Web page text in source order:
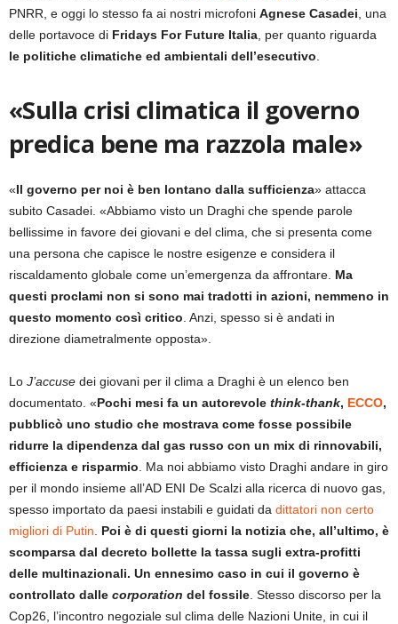
PNRR, e oggi lo stesso fa ai nostri microfoni Agnese Casadei , una
delle portavoce di Fridays For Future Italia , per quanto riguarda
le politiche climatiche ed ambientali dell’esecutivo
«Sulla crisi climatica il governo
predica bene ma razzola male»
«Il governo per noi è ben lontano dalla sufficienza» attacca
subito Casadei. «Abbiamo visto un Draghi che spende parole
bellissime in favore dei giovani e del clima, che si presenta come
una persona che capisce le nostre esigenze e considera il
riscaldamento globale come un’emergenza da affrontare. Ma
questi proclami non si sono mai tradotti in azioni, nemmeno in
questo momento così critico . Anzi, spesso si è andati in
direzione diametralmente opposta».
Lo J’accuse dei giovani per il clima a Draghi è un elenco ben
documentato. «Pochi mesi fa un autorevole think-thank, ECCO,
pubblicò uno studio che mostrava come fosse possibile
ridurre la dipendenza dal gas russo con un mix di rinnovabili,
efficienza e risparmio . Ma noi abbiamo visto Draghi andare in giro
per il mondo insieme all’AD ENI De Scalzi alla ricerca di nuovo gas,
spesso importato da paesi instabili e guidati da dittatori non certo
migliori di Putin
Poi è di questi giorni la notizia che, all’ultimo, è
scomparsa dal decreto bollette la tassa sugli extra-profitti
delle multinazionali. Un ennesimo caso in cui il governo è
controllato dalle corporation del fossile . Stesso discorso per la
Cop26, l’incontro negoziale sul clima delle Nazioni Unite, in cui il